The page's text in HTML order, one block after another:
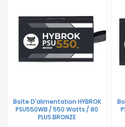
Boîte D'alimentation HYBROK
PSU550WB / 550 Watts / 80
PLUS BRONZE